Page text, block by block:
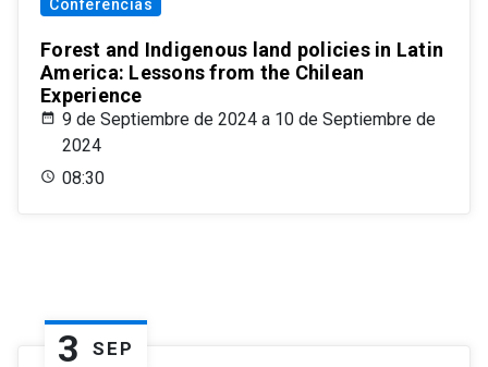
Conferencias
Forest and Indigenous land policies in Latin
America: Lessons from the Chilean
Experience
9 de Septiembre de 2024 a 10 de Septiembre de
2024
08:30
3 SEP